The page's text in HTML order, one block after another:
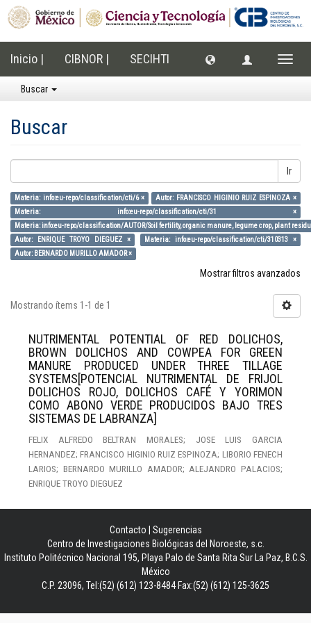
Inicio | CIBNOR | SECIHTI
Buscar
Buscar
Ir
Materia: info:eu-repo/classification/cti/6 ×
Autor: FRANCISCO HIGINIO RUIZ ESPINOZA ×
Materia: info:eu-repo/classification/cti/31 ×
Materia: info:eu-repo/classification/AUTOR/Soil fertility, organic manure, legume crop, plant
Autor: ENRIQUE TROYO DIEGUEZ ×
Materia: info:eu-repo/classification/cti/310313 ×
Autor: BERNARDO MURILLO AMADOR ×
Mostrar filtros avanzados
Mostrando ítems 1-1 de 1
NUTRIMENTAL POTENTIAL OF RED DOLICHOS,
BROWN DOLICHOS AND COWPEA FOR GREEN
MANURE PRODUCED UNDER THREE TILLAGE
SYSTEMS[POTENCIAL NUTRIMENTAL DE FRIJOL
DOLICHOS ROJO, DOLICHOS CAFÉ Y YORIMON
COMO ABONO VERDE PRODUCIDOS BAJO TRES
SISTEMAS DE LABRANZA]
FELIX ALFREDO BELTRAN MORALES; JOSE LUIS GARCIA
HERNANDEZ; FRANCISCO HIGINIO RUIZ ESPINOZA; LIBORIO FENECH
LARIOS; BERNARDO MURILLO AMADOR; ALEJANDRO PALACIOS;
ENRIQUE TROYO DIEGUEZ
Contacto
Sugerencias
Centro de Investigaciones Biológicas del Noroeste, s.c.
Instituto Politécnico Nacional 195, Playa Palo de Santa Rita Sur La Paz, B.C.S.
México
C.P. 23096, Tel:(52) (612) 123-8484 Fax:(52) (612) 125-3625